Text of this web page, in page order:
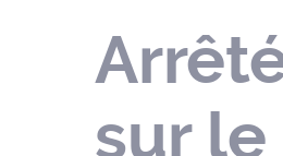
sur